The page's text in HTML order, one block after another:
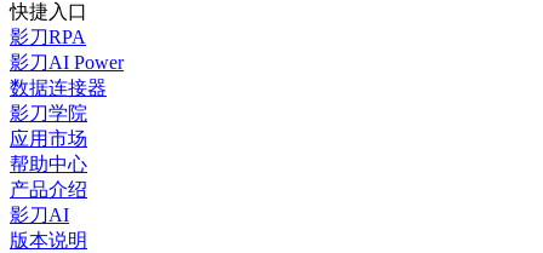
快捷入口
影刀RPA
影刀AI Power
数据连接器
影刀学院
应用市场
帮助中心
产品介绍
影刀AI
版本说明